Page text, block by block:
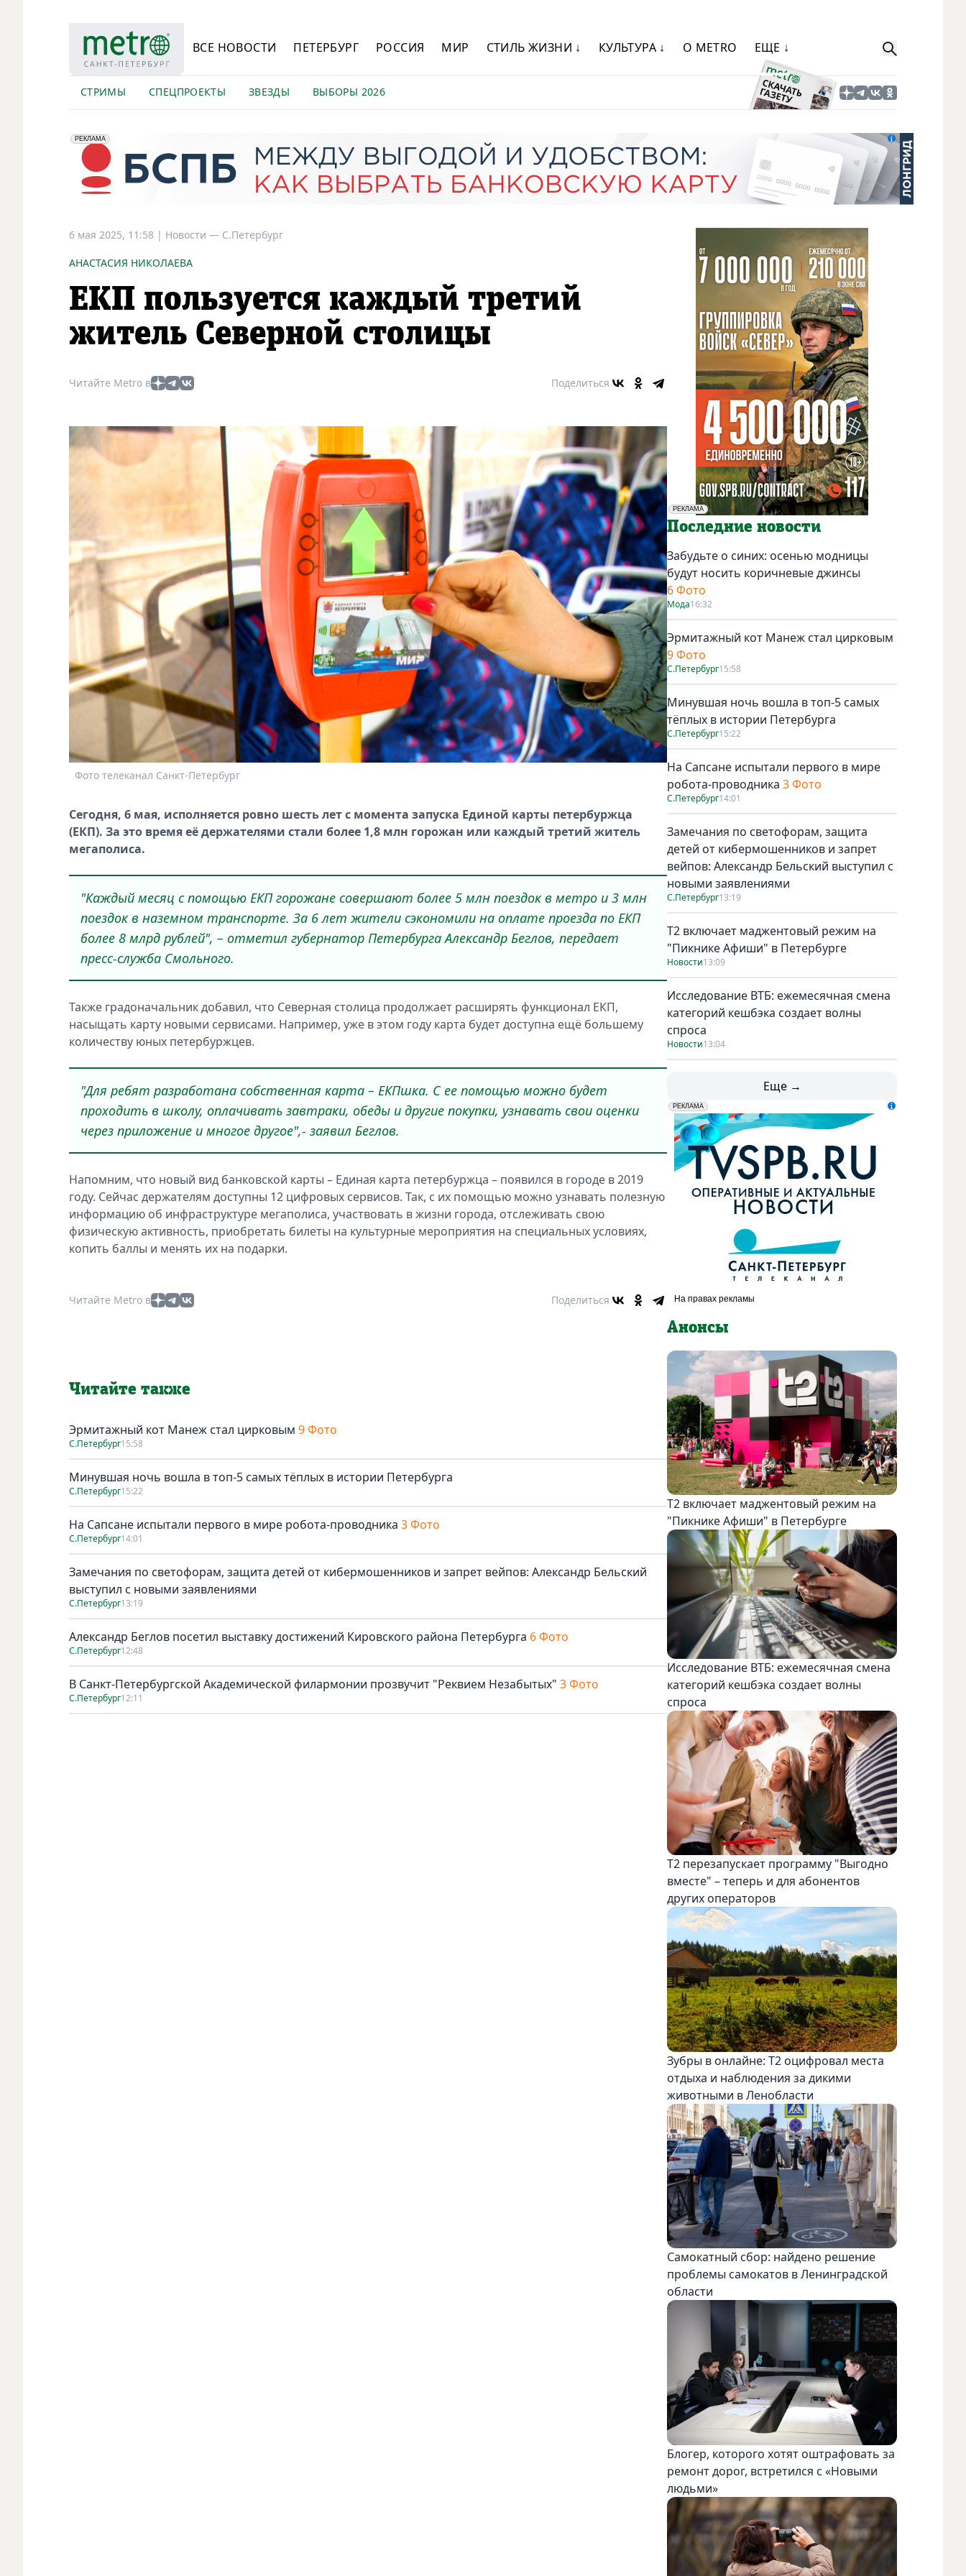
ВСЕ НОВОСТИ ПЕТЕРБУРГ РОССИЯ МИР СТИЛЬ ЖИЗНИ ↓ КУЛЬТУРА ↓ О METRO ЕЩЕ ↓
СТРИМЫ СПЕЦПРОЕКТЫ ЗВЕЗДЫ ВЫБОРЫ 2026
erid: 2VfnxyFybV5
РЕКЛАМА
ПАО "Банк "Санкт-Петербург", ИНН: 7831000027
6 мая 2025, 11:58 | Новости — С.Петербург
АНАСТАСИЯ НИКОЛАЕВА
ЕКП пользуется каждый третий
житель Северной столицы
Читайте Metro в Поделиться
Фото телеканал Санкт-Петербург
Сегодня, 6 мая, исполняется ровно шесть лет с момента запуска Единой карты петербуржца
(ЕКП). За это время её держателями стали более 1,8 млн горожан или каждый третий житель
мегаполиса.
"Каждый месяц с помощью ЕКП горожане совершают более 5 млн поездок в метро и 3 млн
поездок в наземном транспорте. За 6 лет жители сэкономили на оплате проезда по ЕКП
более 8 млрд рублей", – отметил губернатор Петербурга Александр Беглов, передает
пресс-служба Смольного.
Также градоначальник добавил, что Северная столица продолжает расширять функционал ЕКП,
насыщать карту новыми сервисами. Например, уже в этом году карта будет доступна ещё большему
количеству юных петербуржцев.
"Для ребят разработана собственная карта – ЕКПшка. С ее помощью можно будет
проходить в школу, оплачивать завтраки, обеды и другие покупки, узнавать свои оценки
через приложение и многое другое",- заявил Беглов.
Напомним, что новый вид банковской карты – Единая карта петербуржца – появился в городе в 2019
году. Сейчас держателям доступны 12 цифровых сервисов. Так, с их помощью можно узнавать полезную
информацию об инфраструктуре мегаполиса, участвовать в жизни города, отслеживать свою
физическую активность, приобретать билеты на культурные мероприятия на специальных условиях,
копить баллы и менять их на подарки.
Читайте Metro в Поделиться
Читайте также
Эрмитажный кот Манеж стал цирковым 9 Фото
С.Петербург15:58
Минувшая ночь вошла в топ-5 самых тёплых в истории Петербурга
С.Петербург15:22
На Сапсане испытали первого в мире робота-проводника 3 Фото
С.Петербург14:01
Замечания по светофорам, защита детей от кибермошенников и запрет вейпов: Александр Бельский
выступил с новыми заявлениями
С.Петербург13:19
Александр Беглов посетил выставку достижений Кировского района Петербурга 6 Фото
С.Петербург12:48
В Санкт-Петербургской Академической филармонии прозвучит "Реквием Незабытых" 3 Фото
С.Петербург12:11
РЕКЛАМА
Социальная реклама
Последние новости
Забудьте о синих: осенью модницы
будут носить коричневые джинсы
6 Фото
Мода16:32
Эрмитажный кот Манеж стал цирковым
9 Фото
С.Петербург15:58
Минувшая ночь вошла в топ-5 самых
тёплых в истории Петербурга
С.Петербург15:22
На Сапсане испытали первого в мире
робота-проводника 3 Фото
С.Петербург14:01
Замечания по светофорам, защита
детей от кибермошенников и запрет
вейпов: Александр Бельский выступил с
новыми заявлениями
С.Петербург13:19
Т2 включает маджентовый режим на
"Пикнике Афиши" в Петербурге
Новости13:09
Исследование ВТБ: ежемесячная смена
категорий кешбэка создает волны
спроса
Новости13:04
Еще →
erid: LdtCK5udn
РЕКЛАМА
АО "ГАТР", ИНН: 7841320717
Анонсы
Т2 включает маджентовый режим на
"Пикнике Афиши" в Петербурге
Исследование ВТБ: ежемесячная смена
категорий кешбэка создает волны
спроса
Т2 перезапускает программу "Выгодно
вместе" – теперь и для абонентов
других операторов
Зубры в онлайне: Т2 оцифровал места
отдыха и наблюдения за дикими
животными в Ленобласти
Самокатный сбор: найдено решение
проблемы самокатов в Ленинградской
области
Блогер, которого хотят оштрафовать за
ремонт дорог, встретился с «Новыми
людьми»